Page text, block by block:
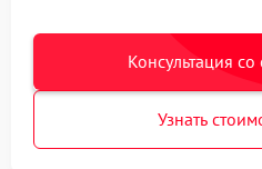
Консультация
Узнать